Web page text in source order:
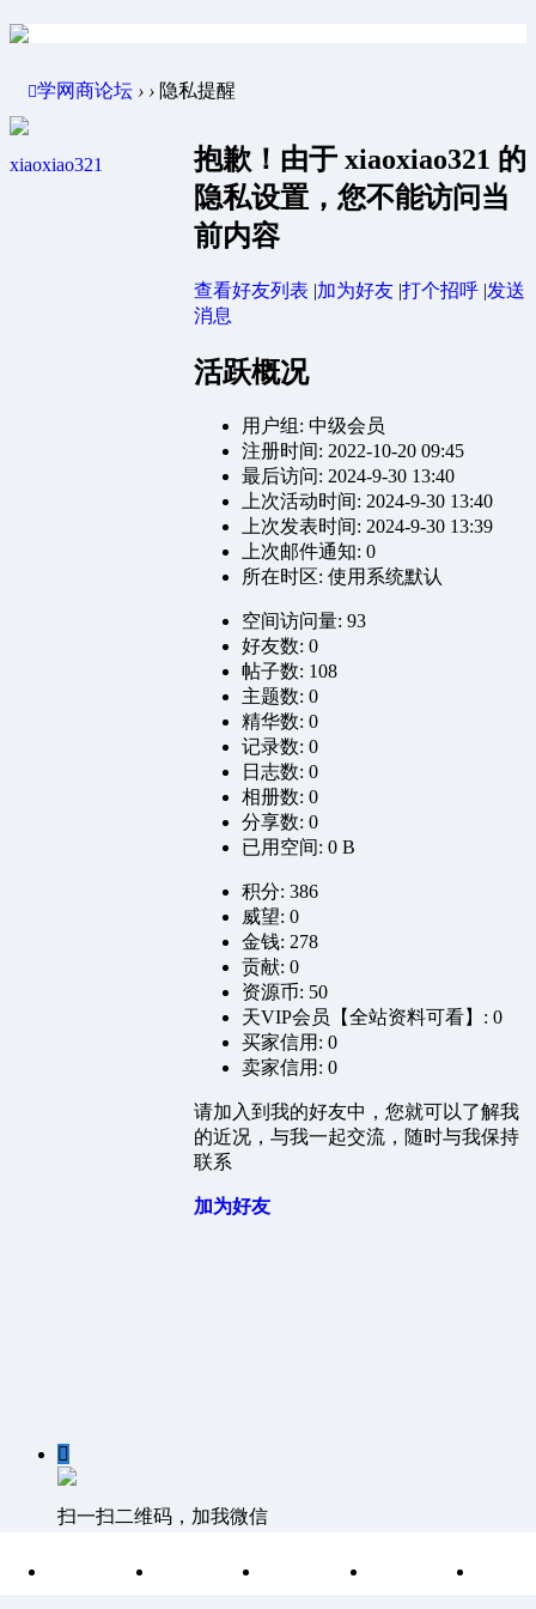
学网商论坛 › › 隐私提醒
xiaoxiao321
抱歉！由于 xiaoxiao321 的
隐私设置，您不能访问当
前内容
查看好友列表 |加为好友 |打个招呼 |发送
消息
活跃概况
用户组: 中级会员
注册时间: 2022-10-20 09:45
最后访问: 2024-9-30 13:40
上次活动时间: 2024-9-30 13:40
上次发表时间: 2024-9-30 13:39
上次邮件通知: 0
所在时区: 使用系统默认
空间访问量: 93
好友数: 0
帖子数: 108
主题数: 0
精华数: 0
记录数: 0
日志数: 0
相册数: 0
分享数: 0
已用空间: 0 B
积分: 386
威望: 0
金钱: 278
贡献: 0
资源币: 50
天VIP会员【全站资料可看】: 0
买家信用: 0
卖家信用: 0
请加入到我的好友中，您就可以了解我
的近况，与我一起交流，随时与我保持
联系
加为好友

扫一扫二维码，加我微信